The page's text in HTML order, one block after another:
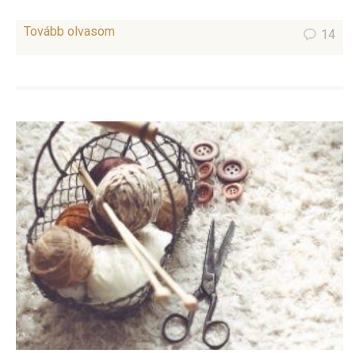
Tovább olvasom 14